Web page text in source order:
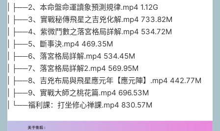
| ├──2、本命盤命運讀象預測規律.mp4 1.12G
| ├──3、實戰秘傳飛星之吉兇化解.mp4 733.82M
| ├──4、紫微鬥數之落宮格局詳解.mp4 534.72M
| ├──5、斷事決.mp4 469.35M
| ├──6、落宮格局詳解.mp4 534.45M
| ├──7、落宮格局詳解2.mp4 569.95M
| ├──8、吉兇布局與飛星應元年【應元陣】.mp4 442.77M
| ├──9、實戰大師之桃花篇.mp4 696.53M
| └──福利課：打坐修心禅課.mp4 830.57M